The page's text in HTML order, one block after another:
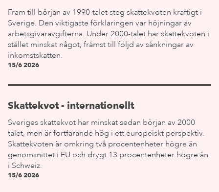
Fram till början av 1990-talet steg skattekvoten kraftigt i
Sverige. Den viktigaste förklaringen var höjningar av
arbetsgivaravgifterna. Under 2000-talet har skattekvoten i
stället minskat något, främst till följd av sänkningar av
inkomstskatten.
15/6 2026
Skattekvot - internationellt
Sveriges skattekvot har minskat sedan början av 2000
talet, men är fortfarande hög i ett europeiskt perspektiv.
Skattekvoten är omkring två procentenheter högre än
genomsnittet i EU och drygt 13 procentenheter högre än
i Schweiz.
15/6 2026